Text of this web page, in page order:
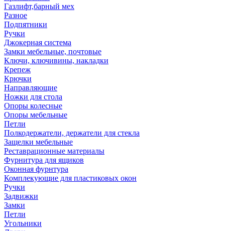
Газлифт,барный мех
Разное
Подпятники
Ручки
Джокерная система
Замки мебельные, почтовые
Ключи, ключивины, накладки
Крепеж
Крючки
Направляющие
Ножки для стола
Опоры колесные
Опоры мебельные
Петли
Полкодержатели, держатели для стекла
Защелки мебельные
Реставрационные материалы
Фурнитура для ящиков
Оконная фурнтура
Комплекующие для пластиковых окон
Ручки
Задвижки
Замки
Петли
Угольники